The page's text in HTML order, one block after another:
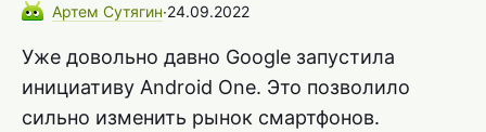
Артем Сутягин∙24.09.2022
Уже довольно давно Google запустила
инициативу Android One. Это позволило
сильно изменить рынок смартфонов.